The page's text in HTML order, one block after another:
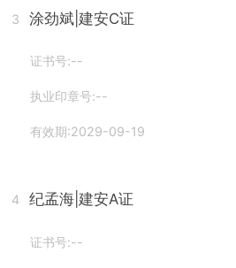
3 涂劲斌 |建安C证
证书号:--
执业印章号:--
有效期:2029-09-19
4 纪孟海 |建安A证
证书号:--